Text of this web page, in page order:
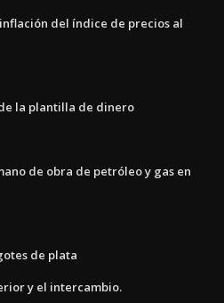
del índice de precios al
la plantilla de dinero
de obra de petróleo y gas en
de plata
y el intercambio.